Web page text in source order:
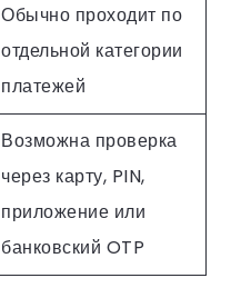
Обычно проходит по
отдельной категории
платежей
Возможна проверка
через карту, PIN,
приложение или
банковский OTP